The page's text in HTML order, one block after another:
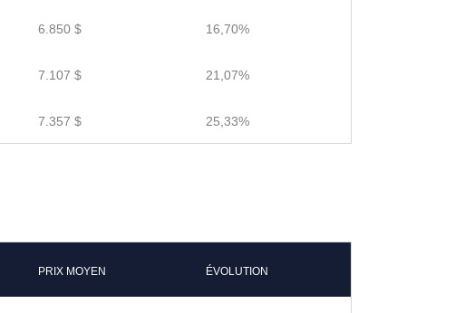
6.850 $ 16,70%
7.107 $ 21,07%
7.357 $ 25,33%
PRIX MOYEN ÉVOLUTION